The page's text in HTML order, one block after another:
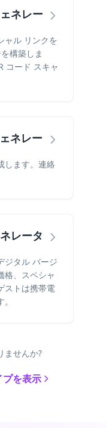
ネレー
ャル リンクを
構築しま
コード スキャ
ネレー
します。連絡
レータ
ジタル バージ
格、スペシャ
ストは携帯電
ませんか?
プを表示